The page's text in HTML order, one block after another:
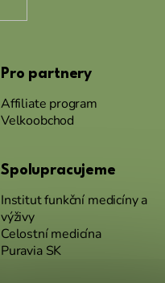
Pro partnery
Affiliate program
Velkoobchod
Spolupracujeme
Institut funkční medicíny a
výživy
Celostní medicína
Puravia SK